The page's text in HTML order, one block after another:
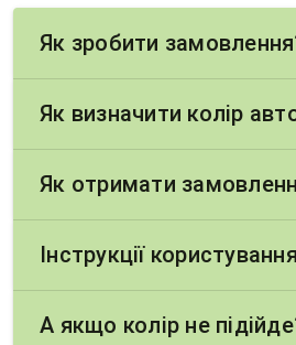
Як зробити
Як визначити колір
Як отримати
Інструкції користування
А якщо колір не